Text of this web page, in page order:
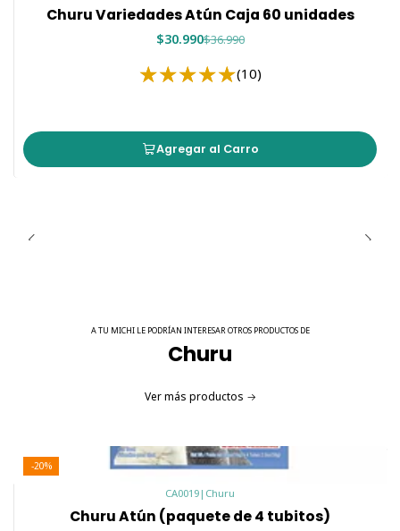
Churu Variedades Atún Caja 60 unidades
$30.990$36.990
(10)
Agregar al Carro
A TU MICHI LE PODRÍAN INTERESAR OTROS PRODUCTOS DE
Churu
Ver más productos
-20%
CA0019 | Churu
Churu Atún (paquete de 4 tubitos)